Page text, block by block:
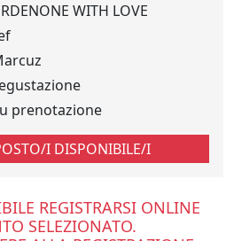
WITH LOVE
prenotazione
I DISPONIBILE/I
REGISTRARSI ONLINE
SELEZIONATO.